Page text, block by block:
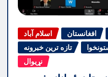
اسلام آباد افغانستان
تازه ترین خبرونه
نړیوال